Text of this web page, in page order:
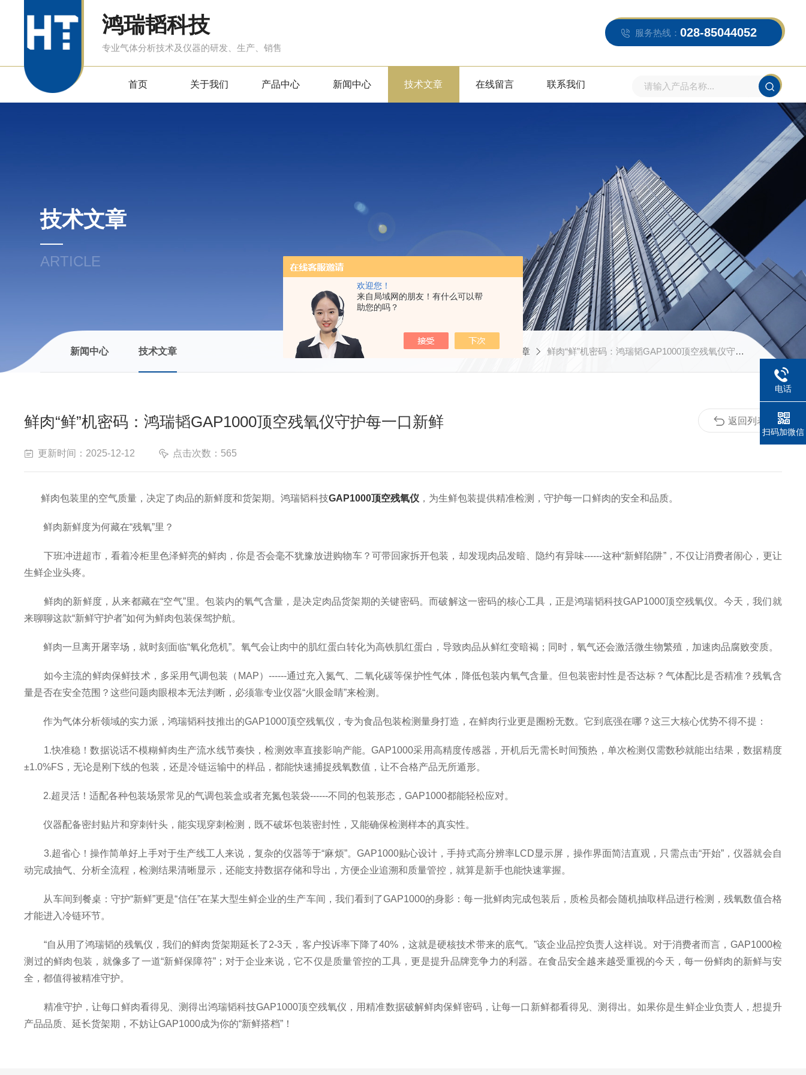
欢迎您！
来自局域网的朋友！有什么可以帮
助您的吗？
鸿瑞韬科技
专业气体分析技术及仪器的研发、生产、销售
服务热线： 028-85044052
首页 关于我们 产品中心 新闻中心 技术文章 在线留言 联系我们
技术文章
ARTICLE
新闻中心 技术文章 当前位置：首页 技术文章 鲜肉“鲜”机密码：鸿瑞韬GAP1000顶空残氧仪守护每一口新鲜
鲜肉“鲜”机密码：鸿瑞韬GAP1000顶空残氧仪守护每一口新鲜
更新时间：2025-12-12 点击次数：565
鲜肉包装里的空气质量，决定了肉品的新鲜度和货架期。鸿瑞韬科技GAP1000顶空残氧仪 ，为生鲜包装提供精准检测，守护每一口鲜肉的安全和品质。
鲜肉新鲜度为何藏在“残氧”里？
下班冲进超市，看着冷柜里色泽鲜亮的鲜肉，你是否会毫不犹豫放进购物车？可带回家拆开包装，却发现肉品发暗、隐约有异味------这种“新鲜陷阱”，不仅让消费者闹心，更让
生鲜企业头疼。
鲜肉的新鲜度，从来都藏在“空气”里。包装内的氧气含量，是决定肉品货架期的关键密码。而破解这一密码的核心工具，正是鸿瑞韬科技GAP1000顶空残氧仪。今天，我们就
来聊聊这款“新鲜守护者”如何为鲜肉包装保驾护航。
鲜肉一旦离开屠宰场，就时刻面临“氧化危机”。氧气会让肉中的肌红蛋白转化为高铁肌红蛋白，导致肉品从鲜红变暗褐；同时，氧气还会激活微生物繁殖，加速肉品腐败变质。
如今主流的鲜肉保鲜技术，多采用气调包装（MAP）------通过充入氮气、二氧化碳等保护性气体，降低包装内氧气含量。但包装密封性是否达标？气体配比是否精准？残氧含
量是否在安全范围？这些问题肉眼根本无法判断，必须靠专业仪器“火眼金睛”来检测。
作为气体分析领域的实力派，鸿瑞韬科技推出的GAP1000顶空残氧仪，专为食品包装检测量身打造，在鲜肉行业更是圈粉无数。它到底强在哪？这三大核心优势不得不提：
1.快准稳！数据说话不模糊鲜肉生产流水线节奏快，检测效率直接影响产能。GAP1000采用高精度传感器，开机后无需长时间预热，单次检测仅需数秒就能出结果，数据精度
±1.0%FS，无论是刚下线的包装，还是冷链运输中的样品，都能快速捕捉残氧数值，让不合格产品无所遁形。
2.超灵活！适配各种包装场景常见的气调包装盒或者充氮包装袋------不同的包装形态，GAP1000都能轻松应对。
仪器配备密封贴片和穿刺针头，能实现穿刺检测，既不破坏包装密封性，又能确保检测样本的真实性。
3.超省心！操作简单好上手对于生产线工人来说，复杂的仪器等于“麻烦”。GAP1000贴心设计，手持式高分辨率LCD显示屏，操作界面简洁直观，只需点击“开始”，仪器就会自
动完成抽气、分析全流程，检测结果清晰显示，还能支持数据存储和导出，方便企业追溯和质量管控，就算是新手也能快速掌握。
从车间到餐桌：守护“新鲜”更是“信任”在某大型生鲜企业的生产车间，我们看到了GAP1000的身影：每一批鲜肉完成包装后，质检员都会随机抽取样品进行检测，残氧数值合格
才能进入冷链环节。
“自从用了鸿瑞韬的残氧仪，我们的鲜肉货架期延长了2-3天，客户投诉率下降了40%，这就是硬核技术带来的底气。”该企业品控负责人这样说。对于消费者而言，GAP1000检
测过的鲜肉包装，就像多了一道“新鲜保障符”；对于企业来说，它不仅是质量管控的工具，更是提升品牌竞争力的利器。在食品安全越来越受重视的今天，每一份鲜肉的新鲜与安
全，都值得被精准守护。
精准守护，让每口鲜肉看得见、测得出鸿瑞韬科技GAP1000顶空残氧仪，用精准数据破解鲜肉保鲜密码，让每一口新鲜都看得见、测得出。如果你是生鲜企业负责人，想提升
产品品质、延长货架期，不妨让GAP1000成为你的“新鲜搭档”！
返回列表
电话
扫码加微信